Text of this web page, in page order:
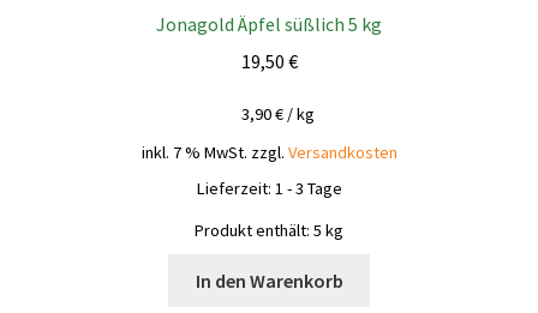
Jonagold Äpfel süßlich 5 kg
19,50 €
3,90€/kg
inkl. 7 % MwSt. zzgl. Versandkosten
Lieferzeit: 1 - 3 Tage
Produkt enthält: 5 kg
In den Warenkorb